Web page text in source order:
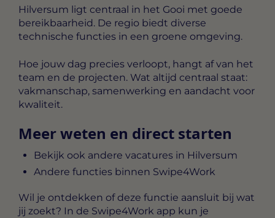
Hilversum ligt centraal in het Gooi met goede
bereikbaarheid. De regio biedt diverse
technische functies in een groene omgeving.
Hoe jouw dag precies verloopt, hangt af van het
team en de projecten. Wat altijd centraal staat:
vakmanschap, samenwerking en aandacht voor
kwaliteit.
Meer weten en direct starten
Bekijk ook andere vacatures in Hilversum
Andere functies binnen Swipe4Work
Wil je ontdekken of deze functie aansluit bij wat
jij zoekt? In de Swipe4Work app kun je